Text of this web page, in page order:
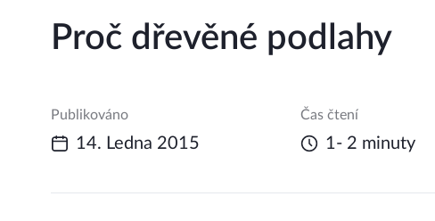
Proč dřevěné podlahy
Publikováno
14. Ledna 2015
Čas čtení
1- 2 minuty